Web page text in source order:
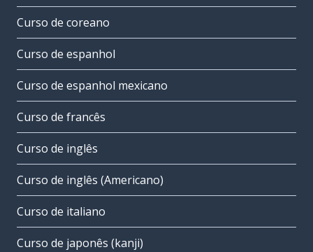
Curso de coreano
Curso de espanhol
Curso de espanhol mexicano
Curso de francês
Curso de inglês
Curso de inglês (Americano)
Curso de italiano
Curso de japonês (kanji)